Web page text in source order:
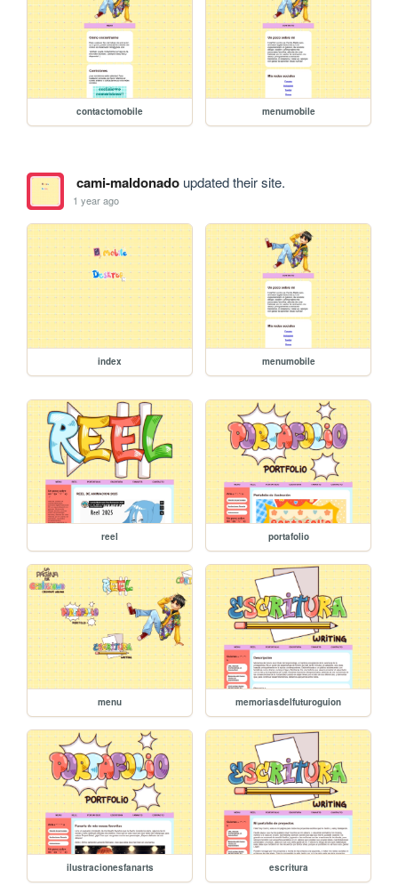
contactomobile menumobile
cami-maldonadoupdated their site.
1 year ago
index menumobile
reel portafolio
menu memoriasdelfuturoguion
ilustracionesfanarts escritura